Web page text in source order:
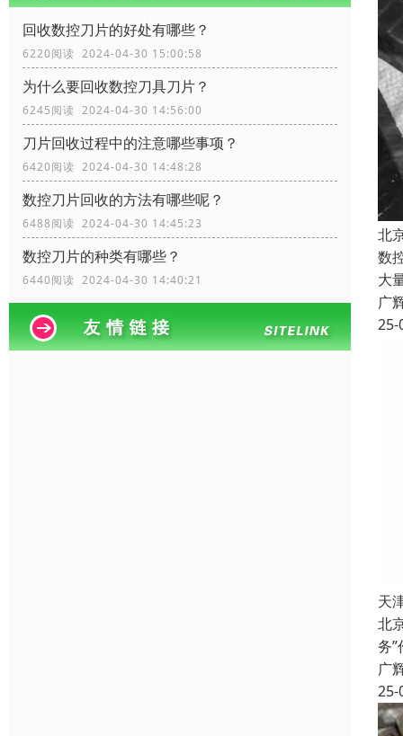
回收数控刀片的好处有哪些？
6220阅读 2024-04-30 15:00:58
为什么要回收数控刀具刀片？
6245阅读 2024-04-30 14:56:00
刀片回收过程中的注意哪些事项？
6420阅读 2024-04-30 14:48:28
数控刀片回收的方法有哪些呢？
6488阅读 2024-04-30 14:45:23
数控刀片的种类有哪些？
6440阅读 2024-04-30 14:40:21
北
数
大
广
25-
天
北
务
广
25-